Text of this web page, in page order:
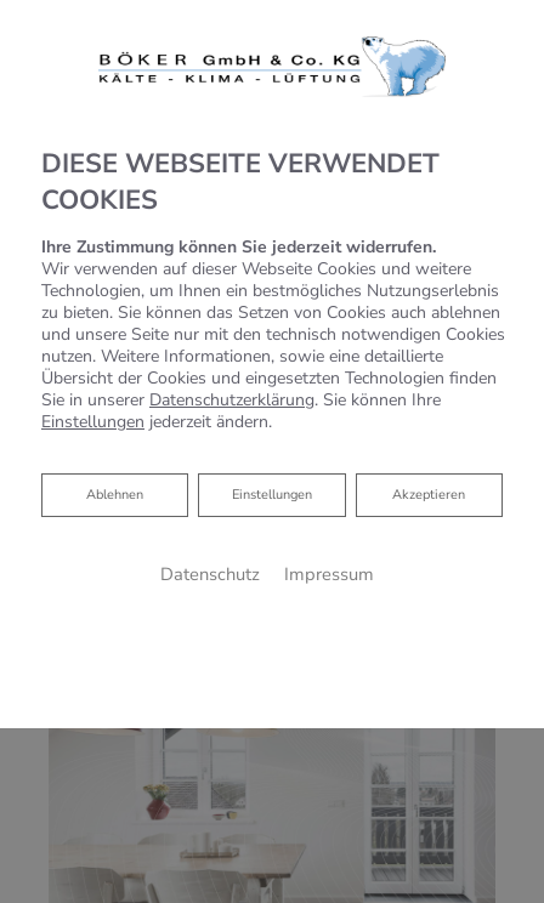
SCHWIMMBADENTFEUCH
TUNG
Hier folgt in Kürze mehr…
EINBAUEN
DIESE WEBSEITE VERWENDET
COOKIES
Ihre Zustimmung können Sie jederzeit widerrufen.
Wir verwenden auf dieser Webseite Cookies und weitere
Technologien, um Ihnen ein bestmögliches Nutzungserlebnis
zu bieten. Sie können das Setzen von Cookies auch ablehnen
und unsere Seite nur mit den technisch notwendigen Cookies
nutzen. Weitere Informationen, sowie eine detaillierte
Übersicht der Cookies und eingesetzten Technologien finden
Sie in unserer Datenschutzerklärung. Sie können Ihre
Einstellungen jederzeit ändern.
Akzeptieren
Einstellungen
Ablehnen
Ablehnen
Datenschutz Impressum